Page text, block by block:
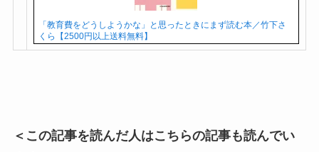
「教育費をどうしようかな」と思ったときにまず読む本／竹下さ
くら【2500円以上送料無料】
＜この記事を読んだ人はこちらの記事も読んでい